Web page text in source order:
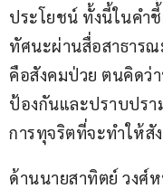
ประโยชน์ ทั้งนี้ในคำ
ทัศนะผ่านสื่อสาธารณ
คือสังคมป่วย ตนคิดว่
ป้องกันและปราบปร
การทุจริตที่จะทำให้สั
ด้านนายสาทิตย์ วงศ์